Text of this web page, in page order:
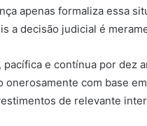
apenas formaliza essa
a decisão judicial é
e contínua por dez
com base
de relevante